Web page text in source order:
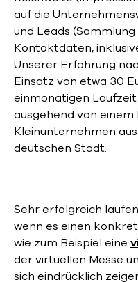
auf die
und Leads
Kontaktdaten,
Unserer Erfahrung
Einsatz von etwa 30
einmonatigen
ausgehend von einem
Kleinunternehmen
deutschen Stadt.
Sehr erfolgreich
wenn es einen
wie zum Beispiel eine
der virtuellen Messe
sich eindrücklich